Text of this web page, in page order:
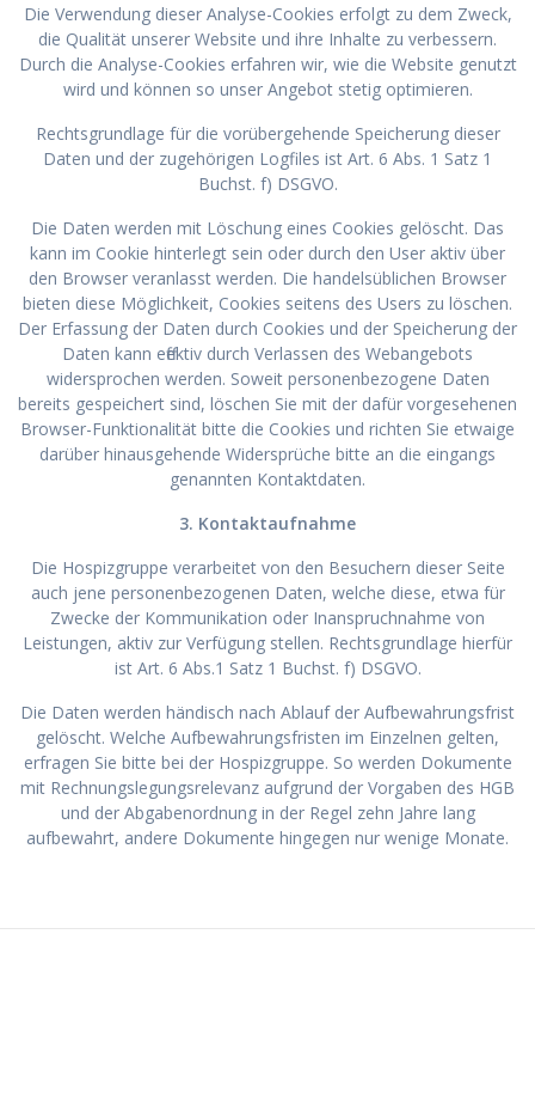
Die Verwendung dieser Analyse-Cookies erfolgt zu dem Zweck,
die Qualität unserer Website und ihre Inhalte zu verbessern.
Durch die Analyse-Cookies erfahren wir, wie die Website genutzt
wird und können so unser Angebot stetig optimieren.
Rechtsgrundlage für die vorübergehende Speicherung dieser
Daten und der zugehörigen Logfiles ist Art. 6 Abs. 1 Satz 1
Buchst. f) DSGVO.
Die Daten werden mit Löschung eines Cookies gelöscht. Das
kann im Cookie hinterlegt sein oder durch den User aktiv über
den Browser veranlasst werden. Die handelsüblichen Browser
bieten diese Möglichkeit, Cookies seitens des Users zu löschen.
Der Erfassung der Daten durch Cookies und der Speicherung der
Daten kann effektiv durch Verlassen des Webangebots
widersprochen werden. Soweit personenbezogene Daten
bereits gespeichert sind, löschen Sie mit der dafür vorgesehenen
Browser-Funktionalität bitte die Cookies und richten Sie etwaige
darüber hinausgehende Widersprüche bitte an die eingangs
genannten Kontaktdaten.
3. Kontaktaufnahme
Die Hospizgruppe verarbeitet von den Besuchern dieser Seite
auch jene personenbezogenen Daten, welche diese, etwa für
Zwecke der Kommunikation oder Inanspruchnahme von
Leistungen, aktiv zur Verfügung stellen. Rechtsgrundlage hierfür
ist Art. 6 Abs.1 Satz 1 Buchst. f) DSGVO.
Die Daten werden händisch nach Ablauf der Aufbewahrungsfrist
gelöscht. Welche Aufbewahrungsfristen im Einzelnen gelten,
erfragen Sie bitte bei der Hospizgruppe. So werden Dokumente
mit Rechnungslegungsrelevanz aufgrund der Vorgaben des HGB
und der Abgabenordnung in der Regel zehn Jahre lang
aufbewahrt, andere Dokumente hingegen nur wenige Monate.